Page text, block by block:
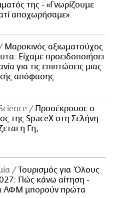
της - «Γνωρίζουμε
αποχωρήσαμε»
Μαροκινός αξιωματούχος
Είχαμε προειδοποιήσει
για τις επιπτώσεις μιας
απόφασης
Προσέκρουσε ο
της SpaceX στη Σελήνη:
η Γη;
Τουρισμός για Όλους
Πώς κάνω αίτηση -
ΑΦΜ μπορούν πρώτα